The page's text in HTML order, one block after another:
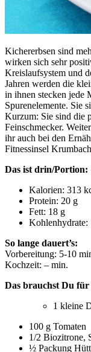
Kichererbsen sind
wirken sich sehr
Kreislaufsystem und
Jahren werden die
in ihnen stecken jede
Spurenelemente. Sie
Kurzum: Sie sind die
Feinschmecker.
ihr auch bei den
Fitnessinsel
Das ist drin/Portion:
Kalorien: 313
Protein: 20 g
Fett: 18 g
Kohlenhydrate:
So lange dauert’s:
Vorbereitung: 5-10
Kochzeit: – min.
Das brauchst Du
1 kleine
100 g Tomaten
1/2 Biozitrone,
½ Packung